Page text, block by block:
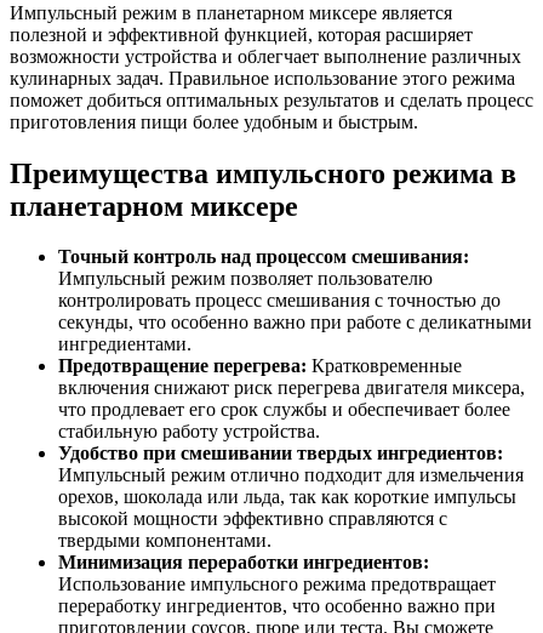
Импульсный режим в планетарном миксере является
полезной и эффективной функцией, которая расширяет
возможности устройства и облегчает выполнение различных
кулинарных задач. Правильное использование этого режима
поможет добиться оптимальных результатов и сделать процесс
приготовления пищи более удобным и быстрым.
Преимущества импульсного режима в
планетарном миксере
Точный контроль над процессом смешивания:
Импульсный режим позволяет пользователю
контролировать процесс смешивания с точностью до
секунды, что особенно важно при работе с деликатными
ингредиентами.
Предотвращение перегрева: Кратковременные
включения снижают риск перегрева двигателя миксера,
что продлевает его срок службы и обеспечивает более
стабильную работу устройства.
Удобство при смешивании твердых ингредиентов:
Импульсный режим отлично подходит для измельчения
орехов, шоколада или льда, так как короткие импульсы
высокой мощности эффективно справляются с
твердыми компонентами.
Минимизация переработки ингредиентов:
Использование импульсного режима предотвращает
переработку ингредиентов, что особенно важно при
приготовлении соусов, пюре или теста. Вы сможете